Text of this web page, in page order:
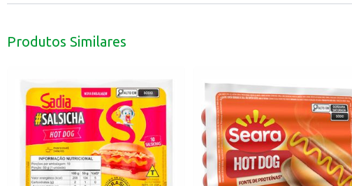
Produtos Similares